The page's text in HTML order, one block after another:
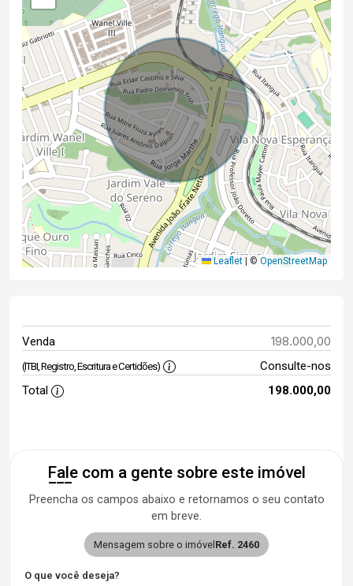
Leaflet |©OpenStreetMap
Venda 198.000,00
(ITBI, Registro, Escritura e Certidões)
Consulte-nos
Total
198.000,00
Fale com a gente sobre este imóvel
Preencha os campos abaixo e retornamos o seu contato
em breve.
Mensagem sobre o imóvelRef. 2460
O que você deseja?